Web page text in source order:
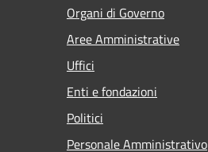
Organi di Governo
Aree Amministrative
Uffici
Enti e fondazioni
Politici
Personale Amministrativo